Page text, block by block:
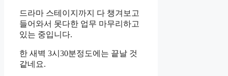
드라마 스테이지까지 다 챙겨보고
들어와서 못다한 업무 마무리하고
있는 중입니다.
한 새벽 3시30분정도에는 끝날 것
같네요.